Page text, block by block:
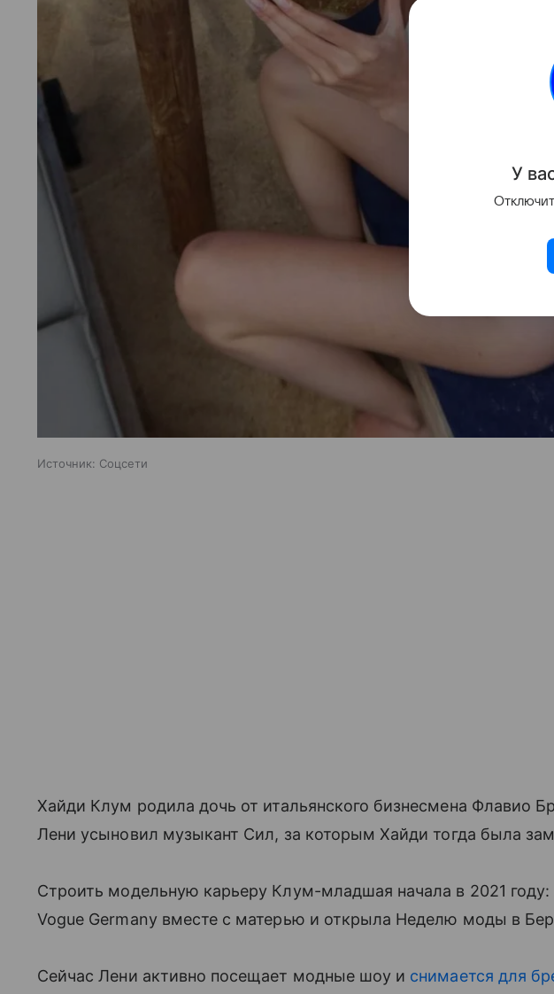
Источник: Соцсети
Хайди Клум родила дочь от итальянского бизнесмена Флавио
Лени усыновил музыкант Сил, за которым Хайди тогда была
Строить модельную карьеру Клум-младшая начала в 2021 году:
Vogue Germany вместе с матерью и открыла Неделю моды в
Сейчас Лени активно посещает модные шоу и снимается для
У